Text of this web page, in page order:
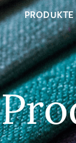
PRODUKTE